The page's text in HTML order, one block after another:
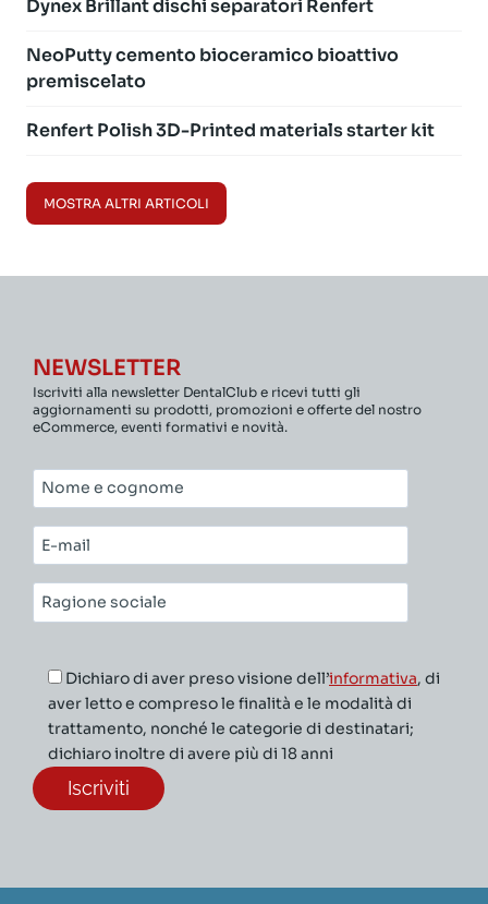
Dynex Brillant dischi separatori Renfert
NeoPutty cemento bioceramico bioattivo
premiscelato
Renfert Polish 3D-Printed materials starter kit
MOSTRA ALTRI ARTICOLI
NEWSLETTER
Iscriviti alla newsletter DentalClub e ricevi tutti gli
aggiornamenti su prodotti, promozioni e offerte del nostro
eCommerce, eventi formativi e novità.
Nome
e
cognome*
E-
mail*
Ragione
sociale*
Dichiaro di aver preso visione dell’informativa, di
aver letto e compreso le finalità e le modalità di
trattamento, nonché le categorie di destinatari;
dichiaro inoltre di avere più di 18 anni